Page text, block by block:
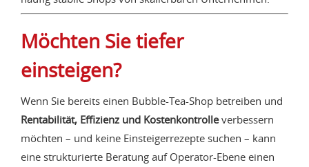
Möchten Sie tiefer
einsteigen?
Wenn Sie bereits einen Bubble-Tea-Shop betreiben und
Rentabilität, Effizienz und Kostenkontrolleverbessern
möchten – und keine Einsteigerrezepte suchen – kann
eine strukturierte Beratung auf Operator-Ebene einen